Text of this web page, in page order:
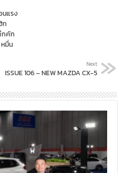
นแรง
ท
กคัก
หมื่น
Next
ISSUE 106 – NEW MAZDA CX-5